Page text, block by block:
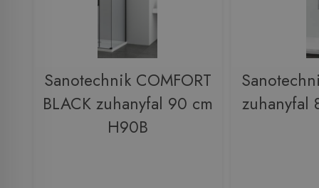
Sanotechnik COMFORT
BLACK zuhanyfal 90 cm
H90B
zuhanyfal